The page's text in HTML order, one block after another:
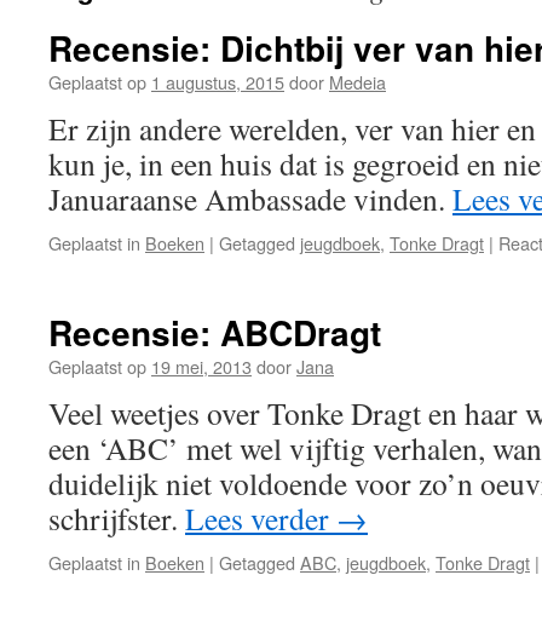
Recensie: Dichtbij ver van
Geplaatst op 1 augustus, 2015door Medeia
Er zijn andere werelden, ver van hier
kun je, in een huis dat is gegroeid en
Januaraanse Ambassade vinden. Lees
Geplaatst in Boeken | Getagged jeugdboek, Tonke Dragt |
Recensie: ABCDragt
Geplaatst op 19 mei, 2013 doorJana
Veel weetjes over Tonke Dragt en haar
een ‘ABC’ met wel vijftig verhalen,
duidelijk niet voldoende voor zo’n
schrijfster. Lees verder →
Geplaatst in Boeken | Getagged ABC, jeugdboek, Tonke Dragt |